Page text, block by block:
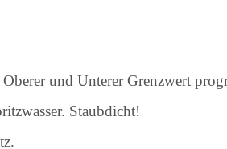
und Unterer Grenzwert
Staubdicht!